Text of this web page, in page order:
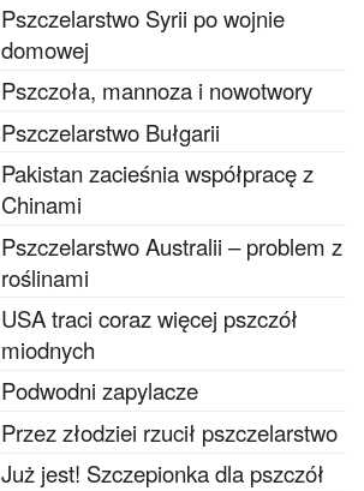
Pszczelarstwo Syrii po wojnie
domowej
Pszczoła, mannoza i nowotwory
Pszczelarstwo Bułgarii
Pakistan zacieśnia współpracę z
Chinami
Pszczelarstwo Australii – problem z
roślinami
USA traci coraz więcej pszczół
miodnych
Podwodni zapylacze
Przez złodziei rzucił pszczelarstwo
Już jest! Szczepionka dla pszczół